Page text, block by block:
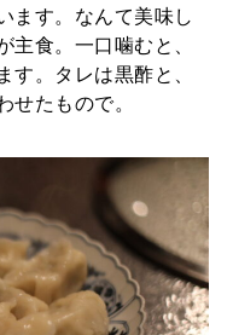
ます。なんて美味し
主食。一口噛むと、
す。タレは黒酢と、
せたもので。